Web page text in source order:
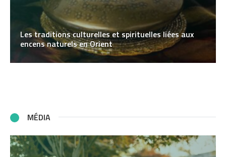
Les traditions culturelles et spirituelles liées aux
encens naturels en Orient
MÉDIA